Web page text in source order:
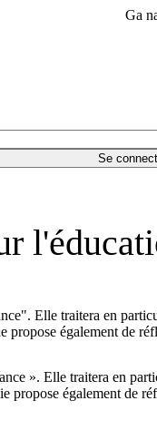
Ga
Se
Elle traitera en
également de
». Elle traitera en
également de